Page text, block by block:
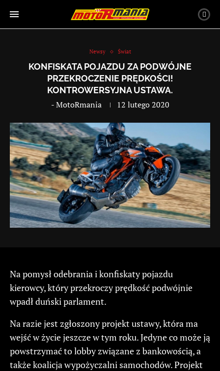
Newsy Świat
KONFISKATA POJAZDU ZA PODWÓJNE
PRZEKROCZENIE PRĘDKOŚCI!
KONTROWERSYJNA USTAWA.
-MotoRmania 12 lutego 2020
Na pomysł odebrania i konfiskaty pojazdu
kierowcy, który przekroczy prędkość podwójnie
wpadł duński parlament.
Na razie jest zgłoszony projekt ustawy, która ma
wejść w życie jeszcze w tym roku. Jedyne co może ją
powstrzymać to lobby związane z bankowością, a
także koalicja wypożyczalni samochodów. Projekt